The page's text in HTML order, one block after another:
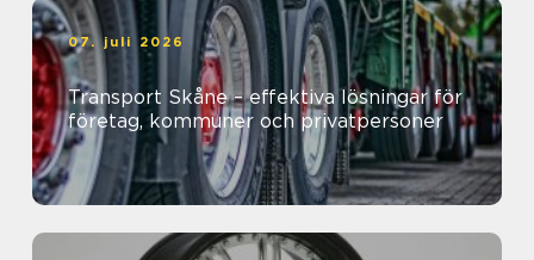
07. juli 2026
Transport Skåne – effektiva lösningar för
företag, kommuner och privatpersoner